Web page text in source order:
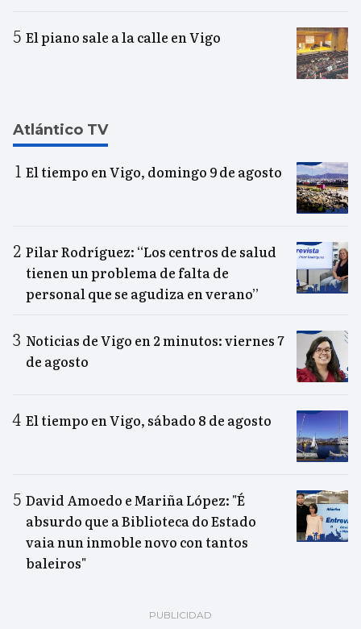
El piano sale a la calle en Vigo
Atlántico TV
El tiempo en Vigo, domingo 9 de agosto
Pilar Rodríguez: “Los centros de salud
tienen un problema de falta de
personal que se agudiza en verano”
Noticias de Vigo en 2 minutos: viernes 7
de agosto
El tiempo en Vigo, sábado 8 de agosto
David Amoedo e Mariña López: "É
absurdo que a Biblioteca do Estado
vaia nun inmoble novo con tantos
baleiros"